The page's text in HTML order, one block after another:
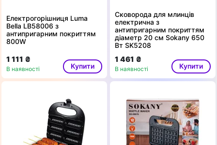
Електрогорішниця Luma
Bella LB58006 з
антипригарним покриттям
800W
1 111 ₴
В наявності Купити
Сковорода для млинців
електрична з
антипригарним покриттям
діаметр 20 см Sokany 650
Вт SK5208
1 461 ₴
В наявності Купити